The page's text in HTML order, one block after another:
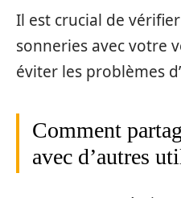
Il est crucial de
sonneries avec votre
éviter les problèmes
Comment
avec d’autres